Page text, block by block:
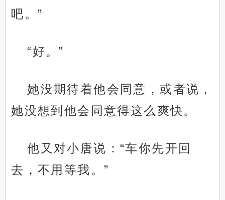
吧。”
“好。”
她没期待着他会同意，或者说，
她没想到他会同意得这么爽快。
他又对小唐说：“车你先开回
去，不用等我。”